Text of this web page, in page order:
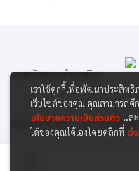
สงวนลิขสิทธิ์ © 2565 บริษัท ส
รองรับการชำระเงิน:
เราใช้คุกกี้เพื่อพัฒนาประสิท
เว็บไซต์ของคุณ คุณสามารถศึ
นโยบายความเป็นส่วนตัว แล
ได้ของคุณได้เองโดยคลิกที่ ตั้